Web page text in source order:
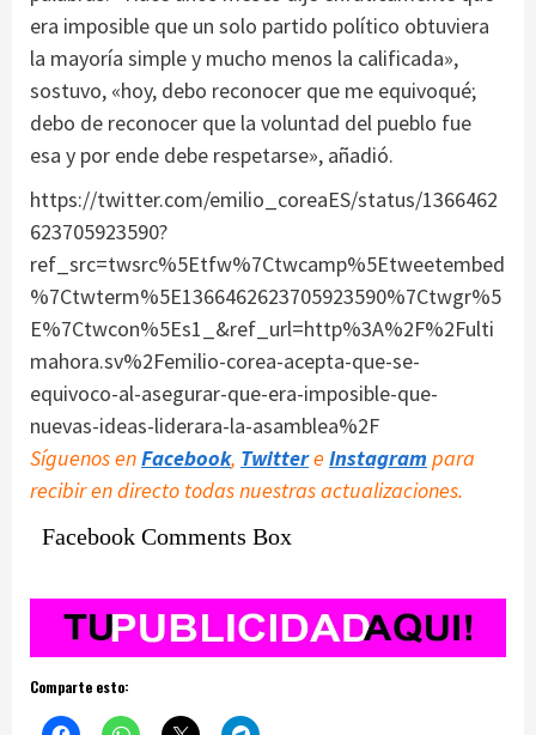
era imposible que un solo partido político obtuviera
la mayoría simple y mucho menos la calificada»,
sostuvo, «hoy, debo reconocer que me equivoqué;
debo de reconocer que la voluntad del pueblo fue
esa y por ende debe respetarse», añadió.
https://twitter.com/emilio_coreaES/status/1366462
623705923590?
ref_src=twsrc%5Etfw%7Ctwcamp%5Etweetembed
%7Ctwterm%5E1366462623705923590%7Ctwgr%5
E%7Ctwcon%5Es1_&ref_url=http%3A%2F%2Fulti
mahora.sv%2Femilio-corea-acepta-que-se-
equivoco-al-asegurar-que-era-imposible-que-
nuevas-ideas-liderara-la-asamblea%2F
Síguenos enFacebook, Twittere Instagram para
recibir en directo todas nuestras actualizaciones.
Facebook Comments Box
Comparte esto: